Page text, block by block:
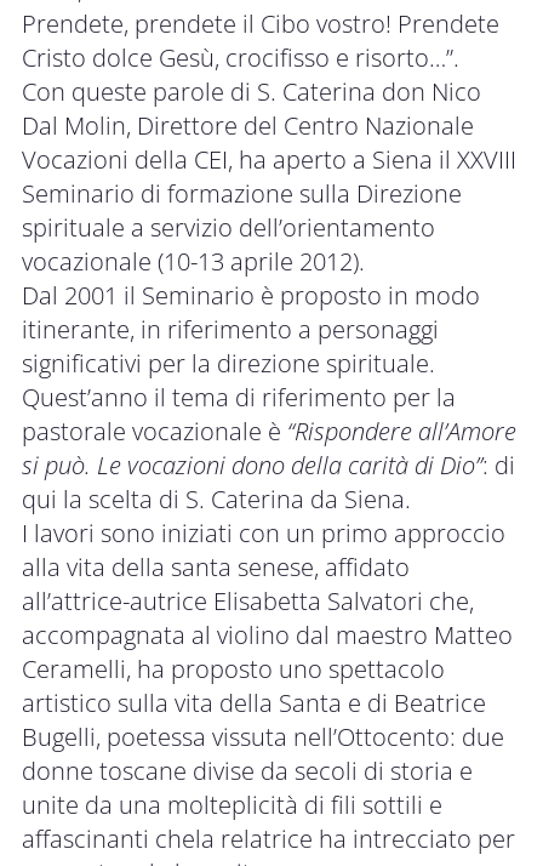
Prendete, prendete il Cibo vostro! Prendete
Cristo dolce Gesù, crocifisso e risorto…”.
Con queste parole di S. Caterina don Nico
Dal Molin, Direttore del Centro Nazionale
Vocazioni della CEI, ha aperto a Siena il XXVIII
Seminario di formazione sulla Direzione
spirituale a servizio dell’orientamento
vocazionale (10-13 aprile 2012).
Dal 2001 il Seminario è proposto in modo
itinerante, in riferimento a personaggi
significativi per la direzione spirituale.
Quest’anno il tema di riferimento per la
pastorale vocazionale è “Rispondere all’Amore
si può. Le vocazioni dono della carità di Dio”: di
qui la scelta di S. Caterina da Siena.
I lavori sono iniziati con un primo approccio
alla vita della santa senese, affidato
all’attrice-autrice Elisabetta Salvatori che,
accompagnata al violino dal maestro Matteo
Ceramelli, ha proposto uno spettacolo
artistico sulla vita della Santa e di Beatrice
Bugelli, poetessa vissuta nell’Ottocento: due
donne toscane divise da secoli di storia e
unite da una molteplicità di fili sottili e
affascinanti chela relatrice ha intrecciato per